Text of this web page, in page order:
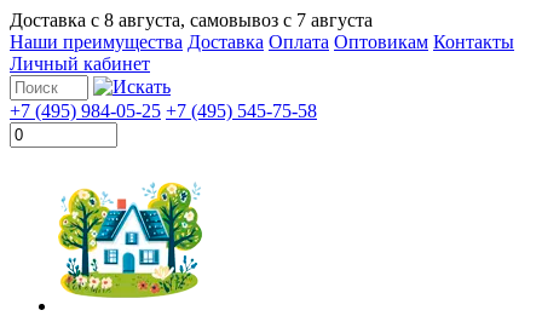
Доставка с 8 августа, самовывоз с 7 августа
Наши преимущества Доставка Оплата Оптовикам Контакты
Личный кабинет
+7 (495) 984-05-25 +7 (495) 545-75-58